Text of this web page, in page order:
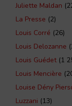
Juliette Maldan
La Presse (2)
Louis Corré (26)
Louis Delozanne
Louis Guédet(1
Louis Mencière
Louise Dény
Luzzani (13)